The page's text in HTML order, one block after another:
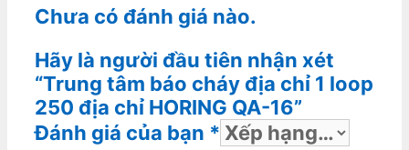
Chưa có đánh giá nào.
Hãy là người đầu tiên nhận xét
“Trung tâm báo cháy địa chỉ 1 loop
250 địa chỉ HORING QA-16”
Đánh giá của bạn *